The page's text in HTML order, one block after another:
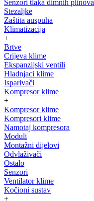
Senzori tlaka dimnih plinova
Stezaljke
Zaštita auspuha
Klimatizacija
+
Brtve
Crijeva klime
Ekspanzijski ventili
Hladnjaci klime
Isparivači
Kompresor klime
+
Kompresor klime
Kompresori klime
Namotaj kompresora
Moduli
Montažni dijelovi
Odvlaživači
Ostalo
Senzori
Ventilator klime
Kočioni sustav
+